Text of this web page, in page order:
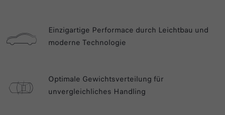
Einzigartige Performace durch Leichtbau und
moderne Technologie
Optimale Gewichtsverteilung für
unvergleichliches Handling